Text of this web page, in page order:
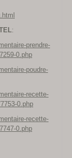
:
prendre-
0.php
poudre-
recette-
0.php
recette-
0.php